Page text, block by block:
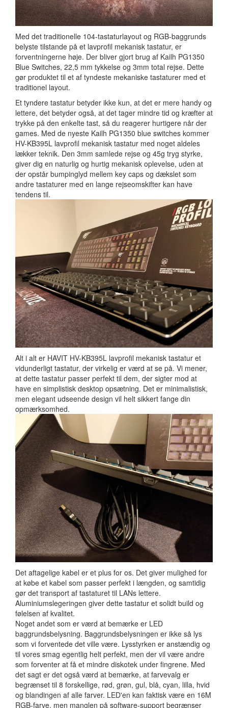
Med det traditionelle 104-tastaturlayout og RGB-baggrunds
belyste tilstande på et lavprofil mekanisk tastatur, er
forventningerne høje. Der bliver gjort brug af Kailh PG1350
Blue Switches, 22,5 mm tykkelse og 3mm total rejse. Dette
gør produktet til et af tyndeste mekaniske tastaturer med et
traditionel layout.
Et tyndere tastatur betyder ikke kun, at det er mere handy og
lettere, det betyder også, at det tager mindre tid og kræfter at
trykke på den enkelte tast, så du reagerer hurtigere når der
games. Med de nyeste Kailh PG1350 blue switches kommer
HV-KB395L lavprofil mekanisk tastatur med noget aldeles
lækker teknik. Den 3mm samlede rejse og 45g tryg styrke,
giver dig en naturlig og hurtig mekanisk oplevelse, uden at
der opstår bumpinglyd mellem key caps og dækslet som
andre tastaturer med en lange rejseomskifter kan have
tendens til.
Alt i alt er HAVIT HV-KB395L lavprofil mekanisk tastatur et
vidunderligt tastatur, der virkelig er værd at se på. Vi mener,
at dette tastatur passer perfekt til dem, der sigter mod at
have en simplistisk desktop opsætning. Det er minimalistisk,
men elegant udseende design vil helt sikkert fange din
opmærksomhed.
Det aftagelige kabel er et plus for os. Det giver mulighed for
at købe et kabel som passer perfekt i længden, og samtidig
gør det transport af tastaturet til LANs lettere.
Aluminiumslegeringen giver dette tastatur et solidt build og
følelsen af kvalitet.
Noget andet som er værd at bemærke er LED
baggrundsbelysning. Baggrundsbelysningen er ikke så lys
som vi forventede det ville være. Lysstyrken er anstændig og
til vores smag egentlig helt perfekt, men der vil være andre
som forventer at få et mindre diskotek under fingrene. Med
det sagt er det også værd at bemærke, at farvevalg er
begrænset til 8 forskellige, rød, grøn, gul, blå, cyan, lilla, hvid
og blandingen af alle farver. LED'en kan faktisk være en 16M
RGB-farve, men manglen på software-support begrænser